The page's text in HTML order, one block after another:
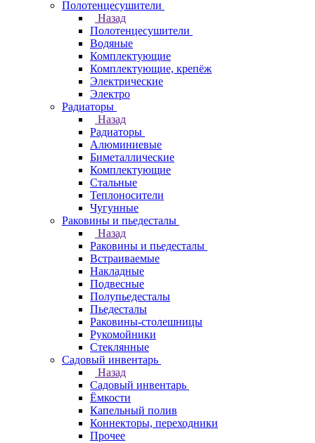
Полотенцесушители
Назад
Полотенцесушители
Водяные
Комплектующие
Комплектующие, крепёж
Электрические
Электро
Радиаторы
Назад
Радиаторы
Алюминиевые
Биметаллические
Комплектующие
Стальные
Теплоносители
Чугунные
Раковины и пьедесталы
Назад
Раковины и пьедесталы
Встраиваемые
Накладные
Подвесные
Полупьедесталы
Пьедесталы
Раковины-столешницы
Рукомойники
Стеклянные
Садовый инвентарь
Назад
Садовый инвентарь
Ёмкости
Капельный полив
Коннекторы, переходники
Прочее